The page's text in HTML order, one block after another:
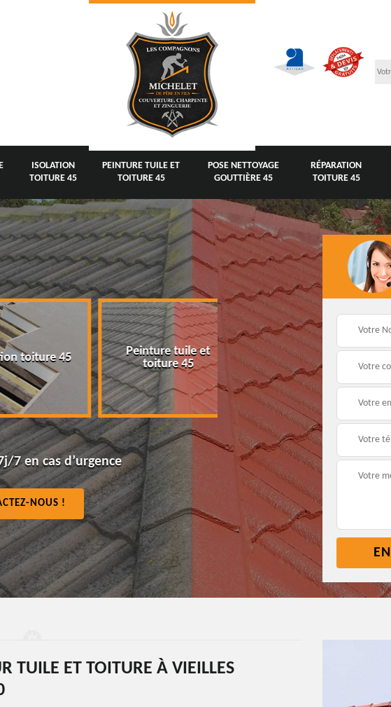
ISOLATION
TOITURE 45
PEINTURE TUILE ET
TOITURE 45
POSE NETTOYAGE
GOUTTIÈRE 45
RÉPARATION
TOITURE 45
45
Peinture tuile et
toiture 45
Pose nettoyage
gouttière 45
7 en cas d’urgence
NOUS !
TUILE ET TOITURE À VIEILLES